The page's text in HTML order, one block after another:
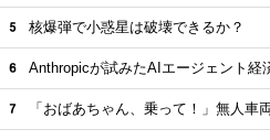
核爆弾で小惑星は破壊できるか？
Anthropicが試みたAIエージェント経
「おばあちゃん、乗って！」無人車